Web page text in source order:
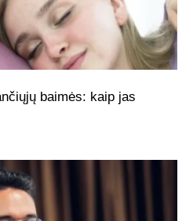
baimės: kaip jas